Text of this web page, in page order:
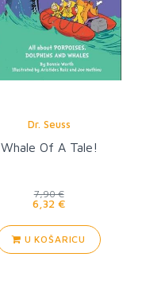
Dr. Seuss
Whale Of A Tale!
7,90 €
6,32 €
U KOŠARICU